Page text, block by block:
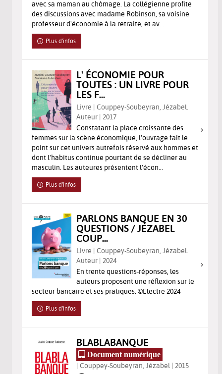
avec sa maman au chômage. La collégienne profite
des discussions avec madame Robinson, sa voisine
professeur d'économie à la retraite, et av...
Plus d'infos
L' ÉCONOMIE POUR
TOUTES : UN LIVRE POUR
LES F...
Livre | Couppey-Soubeyran, Jézabel.
Auteur | 2017
Constatant la place croissante des
femmes sur la scène économique, l'ouvrage fait le
point sur cet univers autrefois réservé aux hommes et
dont l'habitus continue pourtant de se décliner au
masculin. Les auteures présentent l'écon...
Plus d'infos
PARLONS BANQUE EN 30
QUESTIONS / JÉZABEL
COUP...
Livre | Couppey-Soubeyran, Jézabel.
Auteur | 2024
En trente questions-réponses, les
auteurs proposent une réflexion sur le
secteur bancaire et ses pratiques. ©Electre 2024
Plus d'infos
BLABLABANQUE
Document numérique
| Couppey-Soubeyran, Jézabel | 2015